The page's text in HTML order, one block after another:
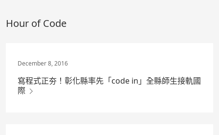
主Hour of Code
December 8, 2016
寫程式正夯！彰化縣率先「code in」全縣師生接軌國
際